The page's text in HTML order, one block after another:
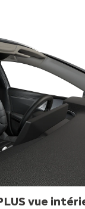
vue